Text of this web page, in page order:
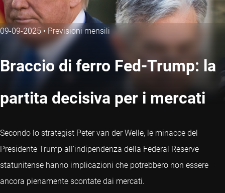
09-09-2025 • Previsioni mensili
Braccio di ferro Fed-Trump: la
partita decisiva per i mercati
Secondo lo strategist Peter van der Welle, le minacce del
Presidente Trump all’indipendenza della Federal Reserve
statunitense hanno implicazioni che potrebbero non essere
ancora pienamente scontate dai mercati.